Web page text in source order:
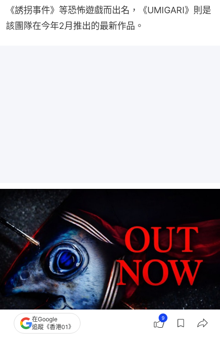
《誘拐事件》等恐怖遊戲而出名，《UMIGARI》則是
該團隊在今年2月推出的最新作品。
在Google
追蹤《香港01》
9